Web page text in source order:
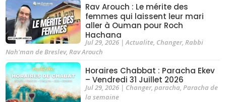
Rav Arouch : Le mérite des
femmes qui laissent leur mari
aller à Ouman pour Roch
Hachana
Jul 29, 2026|Actualite, Changer, Rabbi
Nah'man de Breslev,Rav Arouch
Horaires Chabbat : Paracha Ekev
– Vendredi 31 Juillet 2026
Jul 29, 2026| Changer, paracha, Paracha de
la semaine